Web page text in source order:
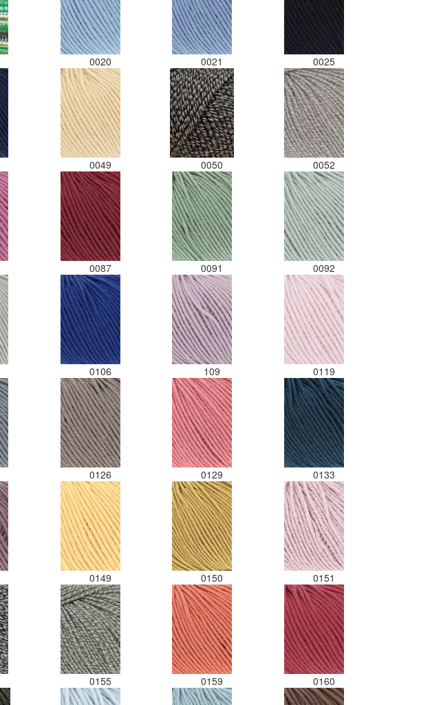
0020 0021 0025
0049 0050 0052
0087 0091 0092
0106 109 0119
0126 0129 0133
0149 0150 0151
0155 0159 0160